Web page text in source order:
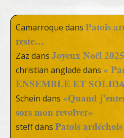
Camarroque dans Patois
reste…
Zaz dans Joyeux Noël 2025
christian anglade dans «
ENSEMBLE ET
Schein dans «Quand
sors mon revolver»
steffdans Patois